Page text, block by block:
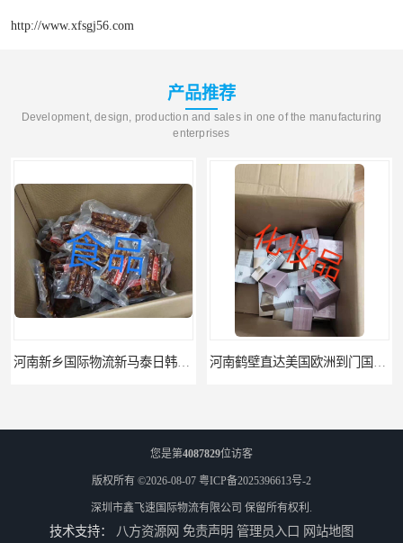
http://www.xfsgj56.com
产品推荐
Development, design, production and sales in one of the manufacturing
enterprises
您是第4087829位访客
版权所有 ©2026-08-07 粤ICP备2025396613号-2
深圳市鑫飞速国际物流有限公司 保留所有权利.
技术支持： 八方资源网 免责声明 管理员入口 网站地图